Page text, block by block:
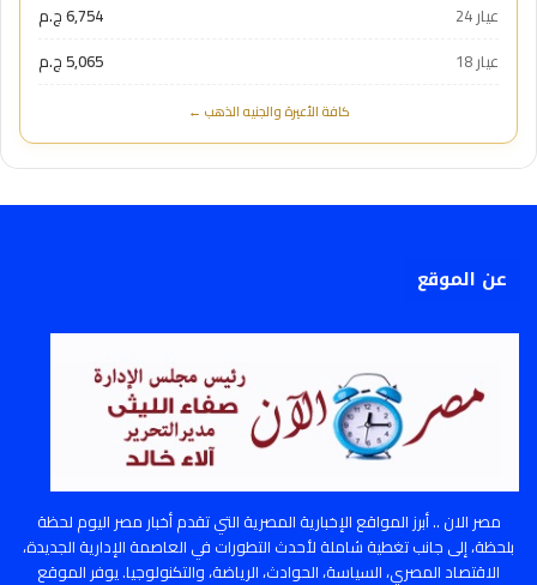
عيار 24
6,754 ج.م
عيار 18
5,065 ج.م
كافة الأعيرة والجنيه الذهب ←
عن الموقع
مصر الان .. أبرز المواقع الإخبارية المصرية التي تقدم أخبار مصر اليوم لحظة
بلحظة، إلى جانب تغطية شاملة لأحدث التطورات في العاصمة الإدارية الجديدة،
الاقتصاد المصري، السياسة، الحوادث، الرياضة، والتكنولوجيا. يوفر الموقع